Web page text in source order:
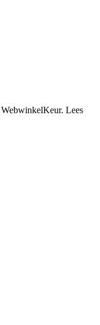
WebwinkelKeur. Lees